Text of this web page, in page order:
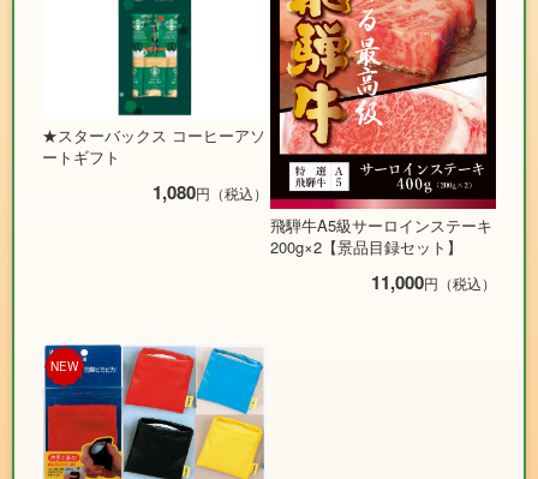
★スターバックス コーヒーアソ
ートギフト
1,080円（税込）
飛騨牛A5級サーロインステーキ
200g×2【景品目録セット】
11,000円（税込）
NEW